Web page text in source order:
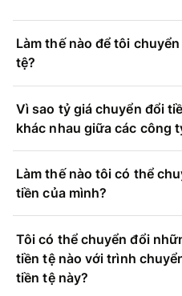
Làm thế nào để tôi
tệ?
Vì sao tỷ giá chuyển đổi
khác nhau giữa các công
Làm thế nào tôi có thể
tiền của mình?
Tôi có thể chuyển đổi
tiền tệ nào với trình
tiền tệ này?